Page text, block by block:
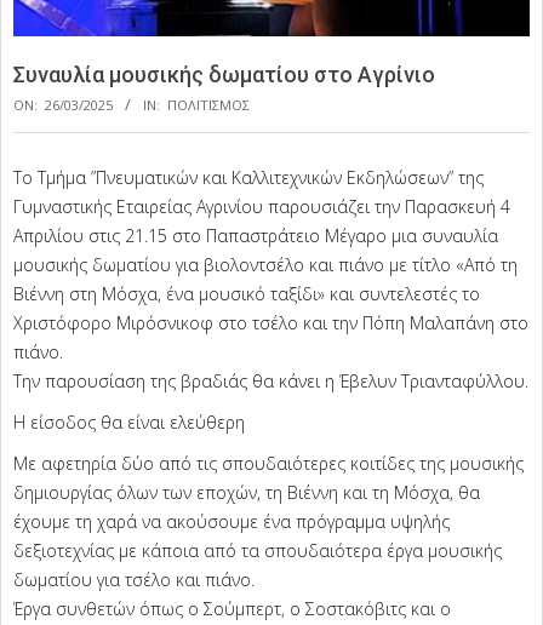
Συναυλία μουσικής δωματίου στο Αγρίνιο
ON: 26/03/2025 IN: ΠΟΛΙΤΙΣΜΟΣ
Το Τμήμα ”Πνευματικών και Καλλιτεχνικών Εκδηλώσεων” της
Γυμναστικής Εταιρείας Αγρινίου παρουσιάζει την Παρασκευή 4
Απριλίου στις 21.15 στο Παπαστράτειο Μέγαρο μια συναυλία
μουσικής δωματίου για βιολοντσέλο και πιάνο με τίτλο «Από τη
Βιέννη στη Μόσχα, ένα μουσικό ταξίδι» και συντελεστές το
Χριστόφορο Μιρόσνικοφ στο τσέλο και την Πόπη Μαλαπάνη στο
πιάνο.
Την παρουσίαση της βραδιάς θα κάνει η Έβελυν Τριανταφύλλου.
Η είσοδος θα είναι ελεύθερη
Με αφετηρία δύο από τις σπουδαιότερες κοιτίδες της μουσικής
δημιουργίας όλων των εποχών, τη Βιέννη και τη Μόσχα, θα
έχουμε τη χαρά να ακούσουμε ένα πρόγραμμα υψηλής
δεξιοτεχνίας με κάποια από τα σπουδαιότερα έργα μουσικής
δωματίου για τσέλο και πιάνο.
Έργα συνθετών όπως ο Σούμπερτ, ο Σοστακόβιτς και ο